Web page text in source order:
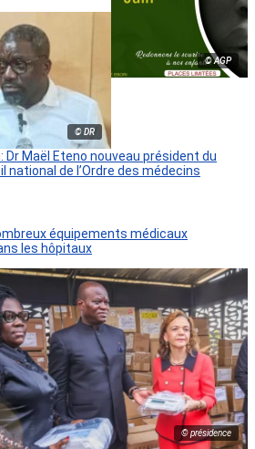
© AGP
© DR
Dr Maël Eteno nouveau président du
national de l’Ordre des médecins
équipements médicaux
les hôpitaux
© présidence